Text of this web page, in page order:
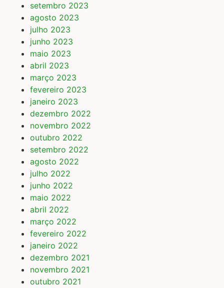
setembro 2023
agosto 2023
julho 2023
junho 2023
maio 2023
abril 2023
março 2023
fevereiro 2023
janeiro 2023
dezembro 2022
novembro 2022
outubro 2022
setembro 2022
agosto 2022
julho 2022
junho 2022
maio 2022
abril 2022
março 2022
fevereiro 2022
janeiro 2022
dezembro 2021
novembro 2021
outubro 2021